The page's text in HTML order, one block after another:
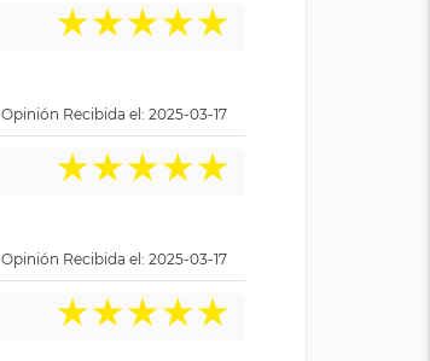
★★★★★
Opinión Recibida el: 2025-03-17
★★★★★
Opinión Recibida el: 2025-03-17
★★★★★